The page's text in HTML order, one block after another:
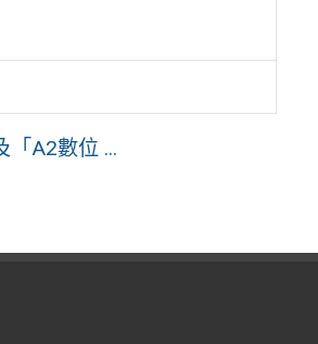
「A2數位 ...